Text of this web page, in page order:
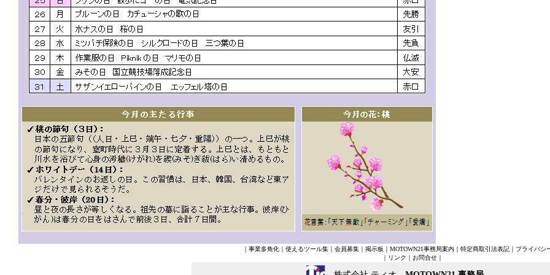
｜ 事業多角化｜ 使えるツール集｜ 会員募集｜ 掲示板 ｜ MOTOWN21事務局案内 ｜ 特定商取引法表記｜ プライバシ
｜ リンク ｜ お問合せ ｜